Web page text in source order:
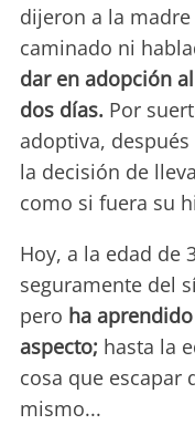
dijeron a la
caminado ni
dar en adopción
dos días. Por
adoptiva,
la decisión de
como si fuera su
Hoy, a la edad de
seguramente del
pero ha
aspecto; hasta la
cosa que escapar
mismo...